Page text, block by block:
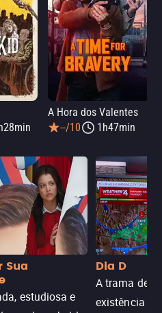
A Hora dos Valentes
--/10
1h47min
Sua
estudiosa e
Dia D
A trama de
existência